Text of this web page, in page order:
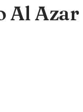
Al Azar